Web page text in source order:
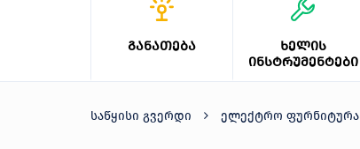
ᲒᲐᲜᲐᲗᲔᲑᲐ
ᲮᲔᲚᲘᲡ
ᲘᲜᲡᲢᲠᲣᲛᲔᲜᲢᲔᲑᲘ
საწყისი გვერდი ელექტრო ფურნიტურა
გათბობა